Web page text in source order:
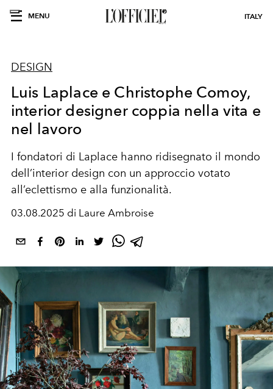
MENU ITALY
DESIGN
Luis Laplace e Christophe Comoy,
interior designer coppia nella vita e
nel lavoro
I fondatori di Laplace hanno ridisegnato il mondo
dell’interior design con un approccio votato
all’eclettismo e alla funzionalità.
03.08.2025 di Laure Ambroise